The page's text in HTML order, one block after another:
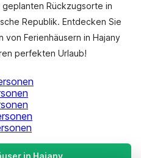
Rückzugsorte in
Republik. Entdecken Sie
Ferienhäusern in Hajany
perfekten Urlaub!
in Hajany